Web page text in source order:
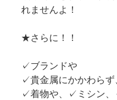
れませんよ！
★さらに！！
✓ブランドや
✓貴金属にかかわらず
✓着物や、✓ミシン